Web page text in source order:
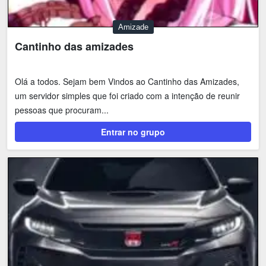
Amizade
Cantinho das amizades
Olá a todos. Sejam bem Vindos ao Cantinho das Amizades,
um servidor simples que foi criado com a intenção de reunir
pessoas que procuram...
Entrar no grupo